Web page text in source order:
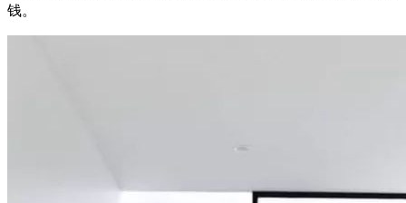
钱。